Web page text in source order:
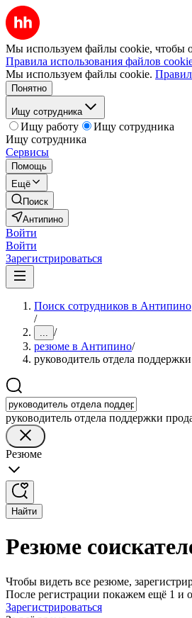
Мы используем файлы cookie, чтобы
Правила использования файлов
Мы используем файлы cookie.
Понятно
Ищу сотрудника
Ищу работу
Ищу сотрудника
Ищу сотрудника
Сервисы
Помощь
Ещё
Поиск
Антипино
Войти
Войти
Зарегистрироваться
Поиск сотрудников в Антипино
/
... /
резюме в Антипино/
руководитель отдела
руководитель отдела поддержки
Резюме
Найти
Резюме
Чтобы видеть все резюме,
После регистрации покажем ещё 1 и
Зарегистрироваться